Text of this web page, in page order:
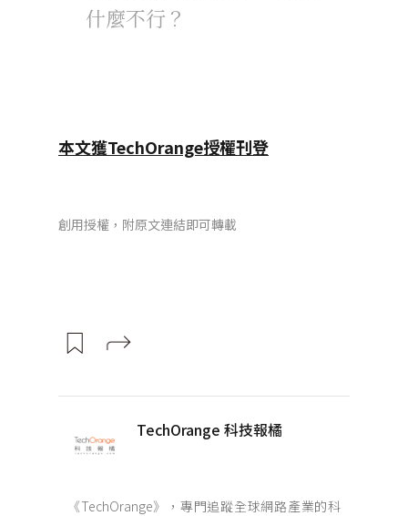
什麼不行？
本文獲TechOrange授權刊登
創用授權，附原文連結即可轉載
TechOrange 科技報橘
《TechOrange》，專門追蹤全球網路產業的科